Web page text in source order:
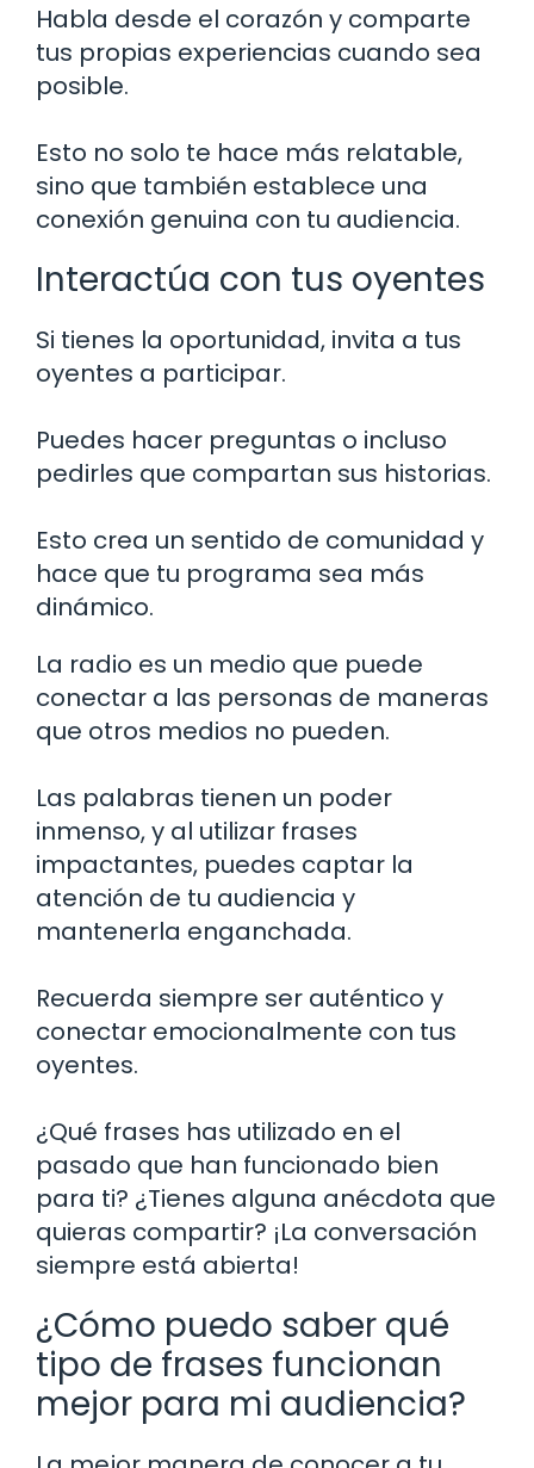
Habla desde el corazón y comparte
tus propias experiencias cuando sea
posible.
Esto no solo te hace más relatable,
sino que también establece una
conexión genuina con tu audiencia.
Interactúa con tus oyentes
Si tienes la oportunidad, invita a tus
oyentes a participar.
Puedes hacer preguntas o incluso
pedirles que compartan sus historias.
Esto crea un sentido de comunidad y
hace que tu programa sea más
dinámico.
La radio es un medio que puede
conectar a las personas de maneras
que otros medios no pueden.
Las palabras tienen un poder
inmenso, y al utilizar frases
impactantes, puedes captar la
atención de tu audiencia y
mantenerla enganchada.
Recuerda siempre ser auténtico y
conectar emocionalmente con tus
oyentes.
¿Qué frases has utilizado en el
pasado que han funcionado bien
para ti? ¿Tienes alguna anécdota que
quieras compartir? ¡La conversación
siempre está abierta!
¿Cómo puedo saber qué
tipo de frases funcionan
mejor para mi audiencia?